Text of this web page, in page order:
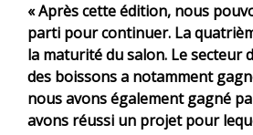
« Après cette édition, nous
parti pour continuer. La
la maturité du salon. Le secteur
des boissons a notamment
nous avons également gagné
avons réussi un projet pour